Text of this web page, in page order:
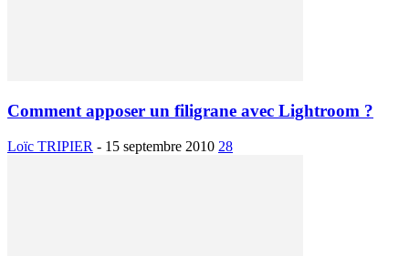
Comment apposer un filigrane avec Lightroom ?
Loïc TRIPIER - 15 septembre 2010 28